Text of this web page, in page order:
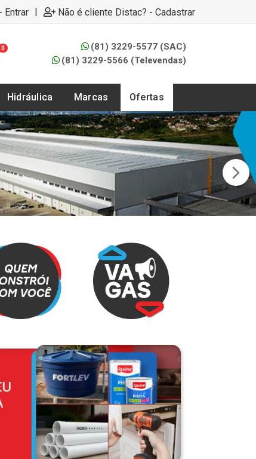
Entrar | Não é cliente Distac? - Cadastrar
0
(81) 3229-5577 (SAC)
(81) 3229-5566 (Televendas)
Hidráulica Marcas Ofertas